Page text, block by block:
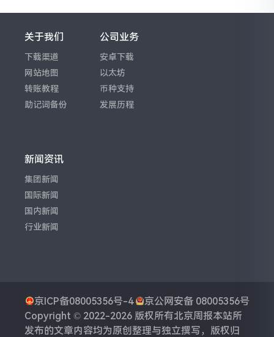
关于我们
下载渠道
网站地图
转账教程
助记词备份
公司业务
安卓下载
以太坊
币种支持
发展历程
新闻资讯
集团新闻
国际新闻
国内新闻
行业新闻
京ICP备08005356号-4
京公网安备 08005356号
Copyright © 2022-2026 版权所有北京周报本站所
发布的文章内容均为原创整理与独立撰写，版权归